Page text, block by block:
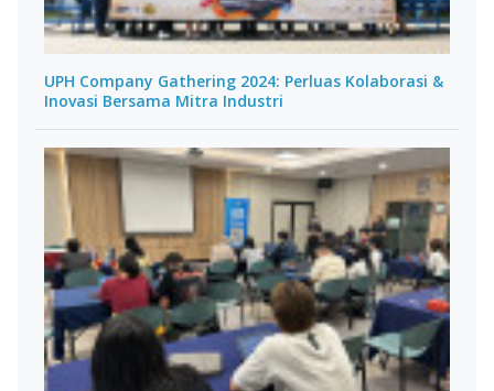
UPH Company Gathering 2024: Perluas Kolaborasi &
Inovasi Bersama Mitra Industri